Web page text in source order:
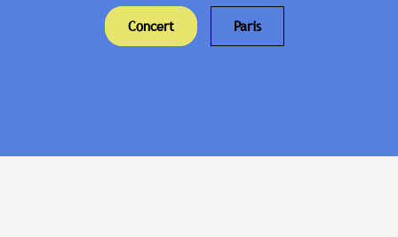
Concert Paris